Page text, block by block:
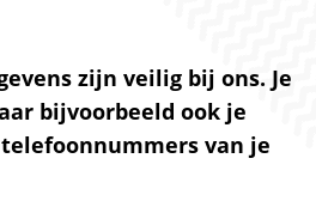
zijn veilig bij ons. Je
bijvoorbeeld ook je
van je